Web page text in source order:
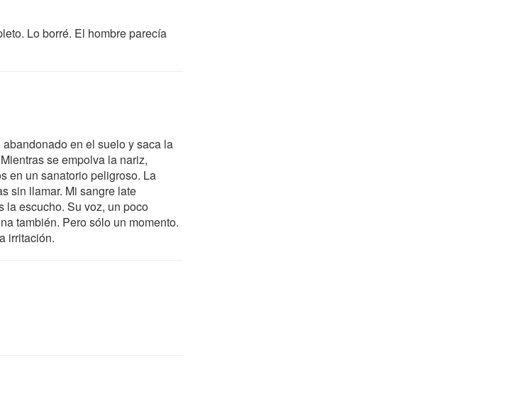
Lo borré. El hombre parecía
en el suelo y saca la
se empolva la nariz,
en un sanatorio peligroso. La
sin llamar. Mi sangre late
la escucho. Su voz, un poco
también. Pero sólo un momento.
irritación.